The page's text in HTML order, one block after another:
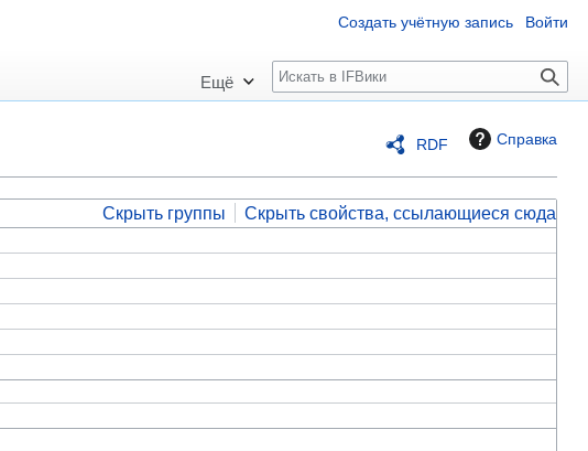
RDF Справка
Скрыть группы
Скрыть свойства, ссылающиеся сюда
Создать учётную запись Войти
Ещё
П
о
к